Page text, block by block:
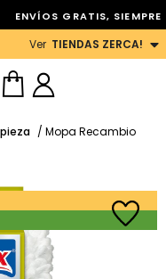
ENVÍOS GRATIS, SIEMPRE
Ver TIENDAS ZERCA!
/ Mopa Recambio